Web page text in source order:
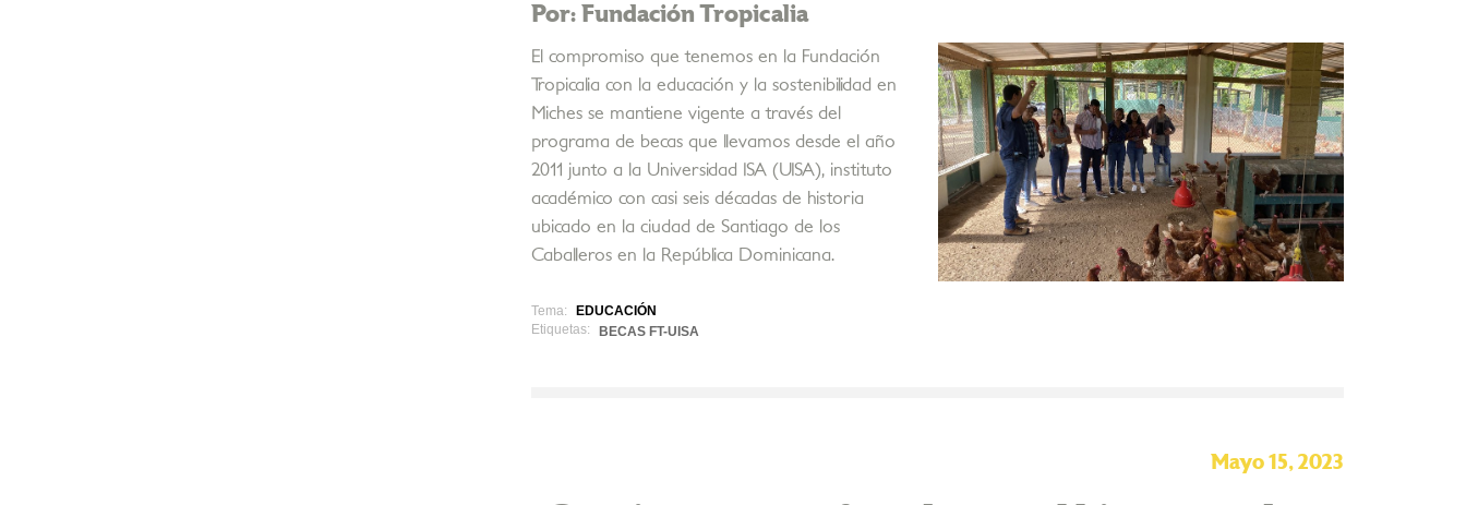
Por: Fundación Tropicalia
El compromiso que tenemos en la Fundación
Tropicalia con la educación y la sostenibilidad en
Miches se mantiene vigente a través del
programa de becas que llevamos desde el año
2011 junto a la Universidad ISA (UISA), instituto
académico con casi seis décadas de historia
ubicado en la ciudad de Santiago de los
Caballeros en la República Dominicana.
Tema:
EDUCACIÓN
Etiquetas:
BECAS FT-UISA
Mayo 15, 2023